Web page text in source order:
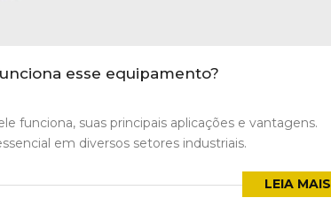
esse equipamento?
funciona, suas principais aplicações e vantagens.
em diversos setores industriais.
LEIA MAIS